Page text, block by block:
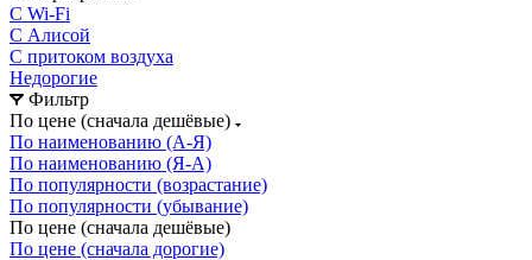
С Wi-Fi
С Алисой
С притоком воздуха
Недорогие
Фильтр
По цене (сначала дешёвые)
По наименованию (А-Я)
По наименованию (Я-А)
По популярности (возрастание)
По популярности (убывание)
По цене (сначала дешёвые)
По цене (сначала дорогие)